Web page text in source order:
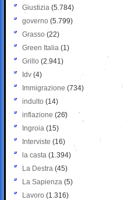
Giustizia (5.784)
governo (5.799)
Grasso (22)
Green Italia (1)
Grillo (2.941)
Idv (4)
Immigrazione (734)
indulto (14)
inflazione (26)
Ingroia (15)
Interviste (16)
la casta (1.394)
La Destra (45)
La Sapienza (5)
Lavoro (1.316)